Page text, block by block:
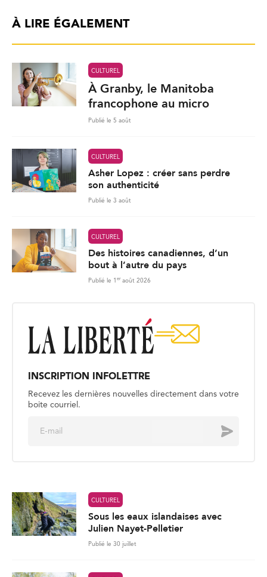
À LIRE ÉGALEMENT
CULTUREL
À Granby, le Manitoba
francophone au micro
Publié le 5 août
CULTUREL
Asher Lopez : créer sans perdre
son authenticité
Publié le 3 août
CULTUREL
Des histoires canadiennes, d’un
bout à l’autre du pays
Publié le 1 er août 2026
INSCRIPTION INFOLETTRE
Recevez les dernières nouvelles directement dans votre
boite courriel.
Envoyer
CULTUREL
Sous les eaux islandaises avec
Julien Nayet-Pelletier
Publié le 30 juillet